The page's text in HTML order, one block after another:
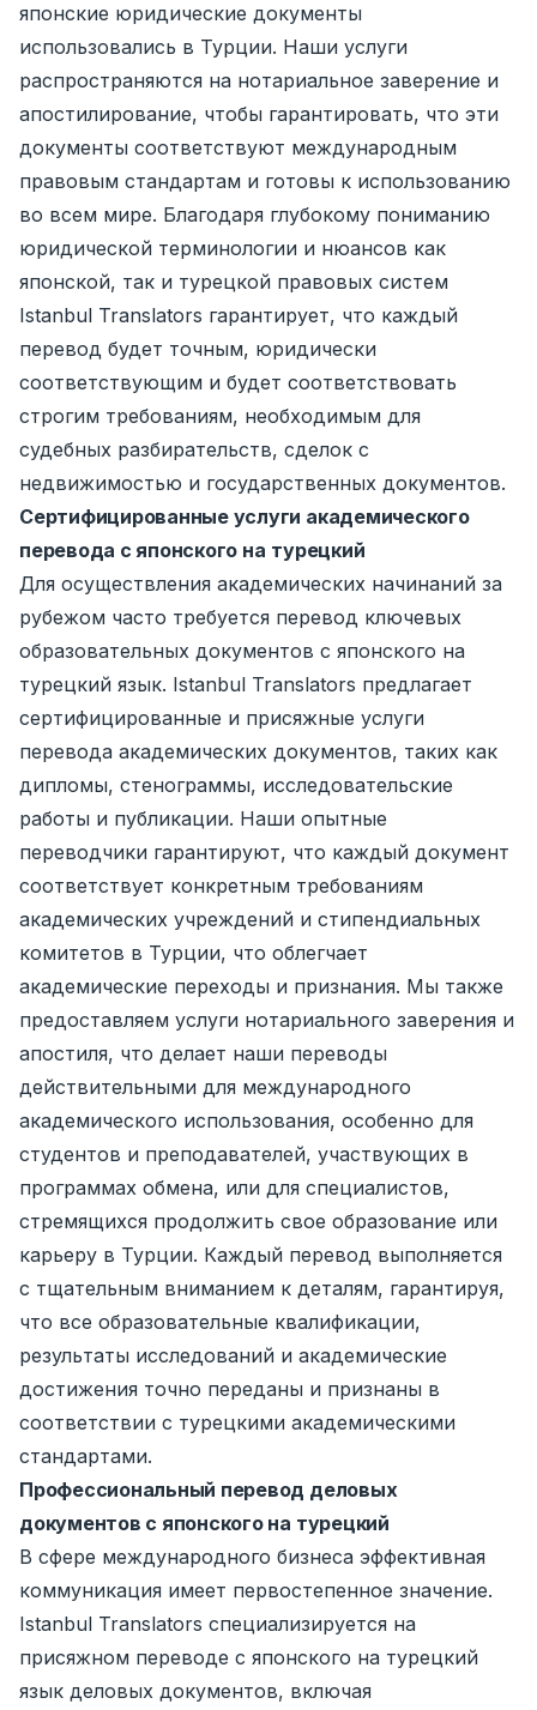
японские юридические документы
использовались в Турции. Наши услуги
распространяются на нотариальное заверение и
апостилирование, чтобы гарантировать, что эти
документы соответствуют международным
правовым стандартам и готовы к использованию
во всем мире. Благодаря глубокому пониманию
юридической терминологии и нюансов как
японской, так и турецкой правовых систем
Istanbul Translators гарантирует, что каждый
перевод будет точным, юридически
соответствующим и будет соответствовать
строгим требованиям, необходимым для
судебных разбирательств, сделок с
недвижимостью и государственных документов.
Сертифицированные услуги академического
перевода с японского на турецкий
Для осуществления академических начинаний за
рубежом часто требуется перевод ключевых
образовательных документов с японского на
турецкий язык. Istanbul Translators предлагает
сертифицированные и присяжные услуги
перевода академических документов, таких как
дипломы, стенограммы, исследовательские
работы и публикации. Наши опытные
переводчики гарантируют, что каждый документ
соответствует конкретным требованиям
академических учреждений и стипендиальных
комитетов в Турции, что облегчает
академические переходы и признания. Мы также
предоставляем услуги нотариального заверения и
апостиля, что делает наши переводы
действительными для международного
академического использования, особенно для
студентов и преподавателей, участвующих в
программах обмена, или для специалистов,
стремящихся продолжить свое образование или
карьеру в Турции. Каждый перевод выполняется
с тщательным вниманием к деталям, гарантируя,
что все образовательные квалификации,
результаты исследований и академические
достижения точно переданы и признаны в
соответствии с турецкими академическими
стандартами.
Профессиональный перевод деловых
документов с японского на турецкий
В сфере международного бизнеса эффективная
коммуникация имеет первостепенное значение.
Istanbul Translators специализируется на
присяжном переводе с японского на турецкий
язык деловых документов, включая